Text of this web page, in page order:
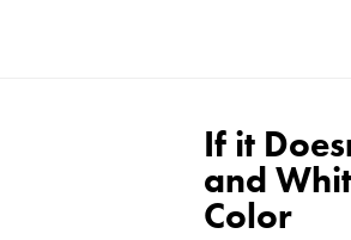
If it
and
Color